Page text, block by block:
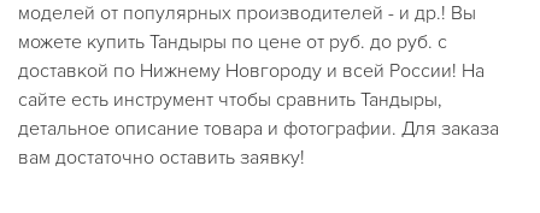
моделей от популярных производителей - и др.! Вы
можете купить Тандыры по цене от руб. до руб. с
доставкой по Нижнему Новгороду и всей России! На
сайте есть инструмент чтобы сравнить Тандыры,
детальное описание товара и фотографии. Для заказа
вам достаточно оставить заявку!